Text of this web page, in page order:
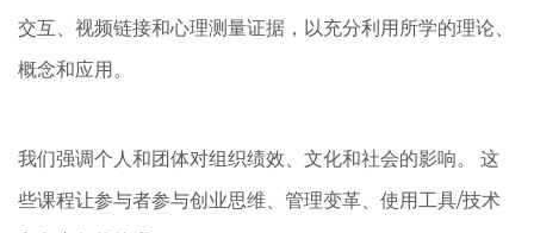
交互、视频链接和心理测量证据，以充分利用所学的理论、
概念和应用。
我们强调个人和团体对组织绩效、文化和社会的影响。 这
些课程让参与者参与创业思维、管理变革、使用工具/技术